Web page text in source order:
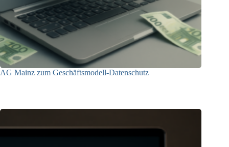
AG Mainz zum Geschäftsmodell-Datenschutz